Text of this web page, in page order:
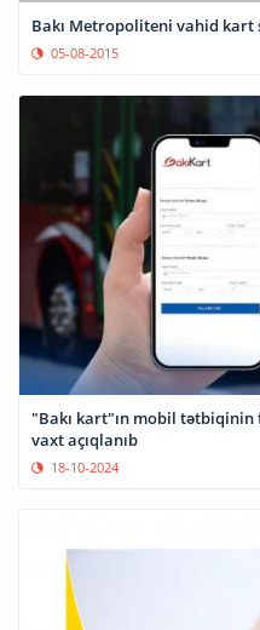
Bakı Metropoliteni vahid kart
05-08-2015
"Bakı kart"ın mobil
vaxt açıqlanıb
18-10-2024